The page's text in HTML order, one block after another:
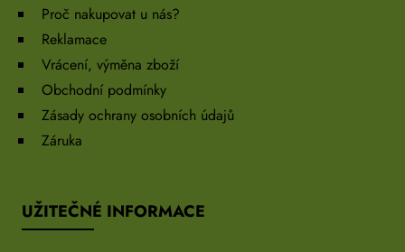
Proč nakupovat u nás?
Reklamace
Vrácení, výměna zboží
Obchodní podmínky
Zásady ochrany osobních údajů
Záruka
UŽITEČNÉ INFORMACE